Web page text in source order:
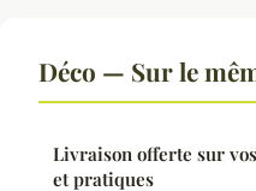
Déco — Sur le
Livraison offerte sur
et pratiques